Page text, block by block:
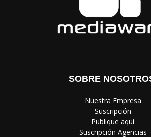
SOBRE
‎ Nuestra Empresa
‎ Suscripción
‎ Publique aquí
‎ Suscripción Agencias